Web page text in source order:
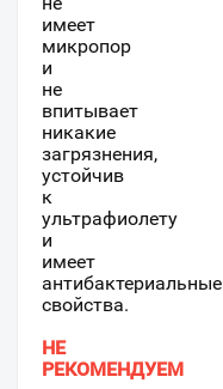
имеет
микропор
и
не
впитывает
никакие
загрязнения,
устойчив
к
ультрафиолету
и
имеет
антибактериальные
свойства.
НЕ
РЕКОМЕНДУЕМ